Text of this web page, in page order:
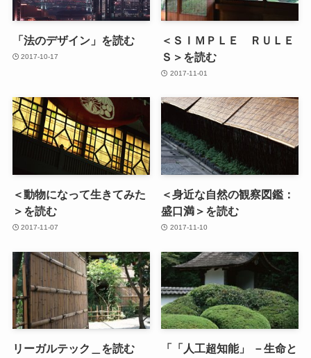
「法のデザイン」を読む
2017-10-17
＜ＳＩＭＰＬＥ ＲＵＬＥ
Ｓ＞を読む
2017-11-01
＜動物になって生きてみた
＞を読む
2017-11-07
＜身近な自然の観察図鑑：
盛口満＞を読む
2017-11-10
リーガルテック＿を読む
「「人工超知能」 －生命と